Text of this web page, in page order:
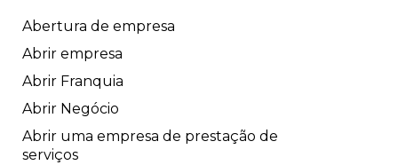
Abertura de empresa
Abrir empresa
Abrir Franquia
Abrir Negócio
Abrir uma empresa de prestação de
serviços